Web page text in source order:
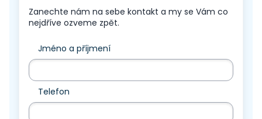
Zanechte nám na sebe kontakt a my se Vám co
nejdříve ozveme zpět.
Jméno a příjmení
Telefon